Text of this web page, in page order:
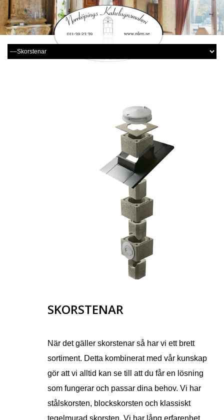
SKORSTENAR
När det gäller skorstenar så har vi ett brett
sortiment. Detta kombinerat med vår kunskap
gör att vi alltid kan se till att du får en lösning
som fungerar och passar dina behov. Vi har
stålskorsten, blockskorsten och klassiskt
tegelmurad skorsten. Vi har lång erfarenhet